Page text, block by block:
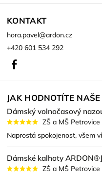
KONTAKT
hora.pavel@ardon.cz
+420 601 534 292
JAK HODNOTÍTE
Dámský volnočasový
ZŠ a MŠ Petrovice
Naprostá spokojenost, všem
Dámské kalhoty
ZŠ a MŠ Petrovice